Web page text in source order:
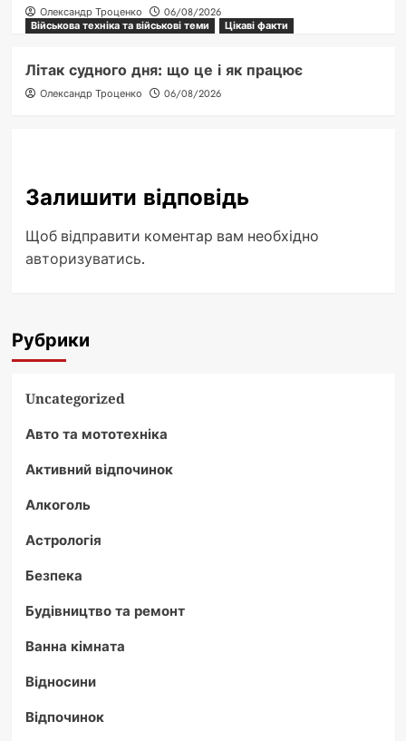
Олександр Троценко
06/08/2026
Військова техніка та військові теми
Цікаві факти
Літак судного дня: що це і як працює
Олександр Троценко 06/08/2026
Залишити відповідь
Щоб відправити коментар вам необхідно
авторизуватись.
Рубрики
Uncategorized
Авто та мототехніка
Активний відпочинок
Алкоголь
Астрологія
Безпека
Будівництво та ремонт
Ванна кімната
Відносини
Відпочинок